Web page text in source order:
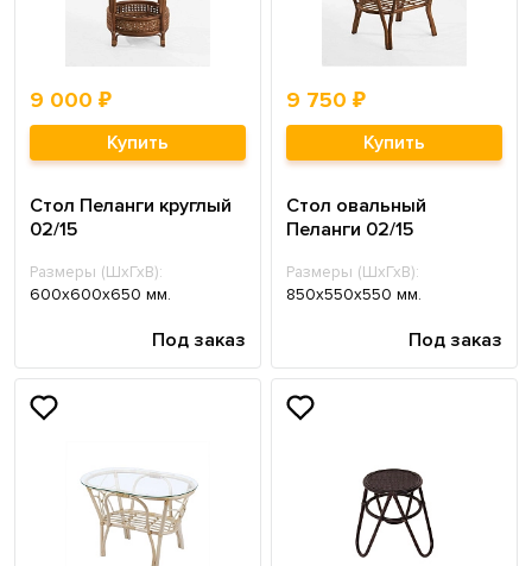
9 000 ₽
Купить
Стол Пеланги круглый
02/15
Размеры (ШхГхВ):
600х600х650 мм.
Под заказ
9 750 ₽
Купить
Стол овальный
Пеланги 02/15
Размеры (ШхГхВ):
850х550х550 мм.
Под заказ